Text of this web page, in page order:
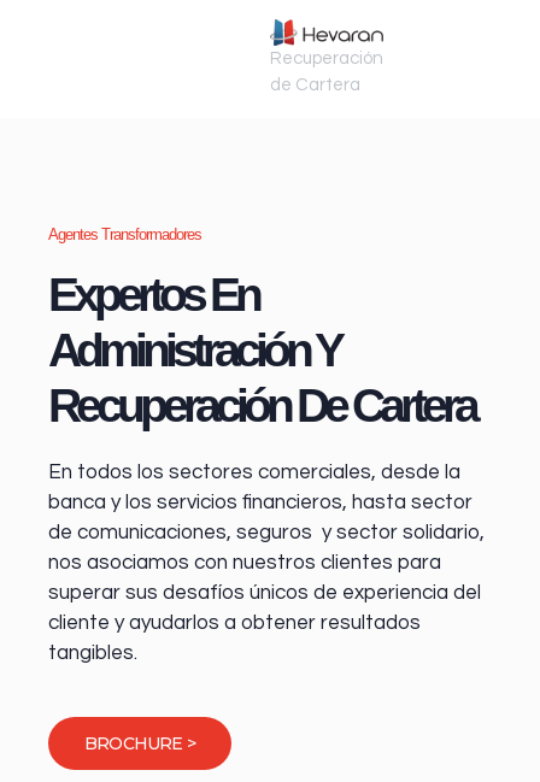
Recuperación
de Cartera
Agentes Transformadores
Expertos En
Administración Y
Recuperación De Cartera
En todos los sectores comerciales, desde la
banca y los servicios financieros, hasta sector
de comunicaciones, seguros y sector solidario,
nos asociamos con nuestros clientes para
superar sus desafíos únicos de experiencia del
cliente y ayudarlos a obtener resultados
tangibles.
BROCHURE >